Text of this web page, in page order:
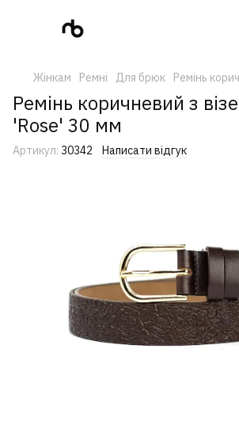
Жінкам Ремні Для брюк Ремінь
Ремінь коричневий з
'Rose' 30 мм
Артикул: 30342 Написати відгук